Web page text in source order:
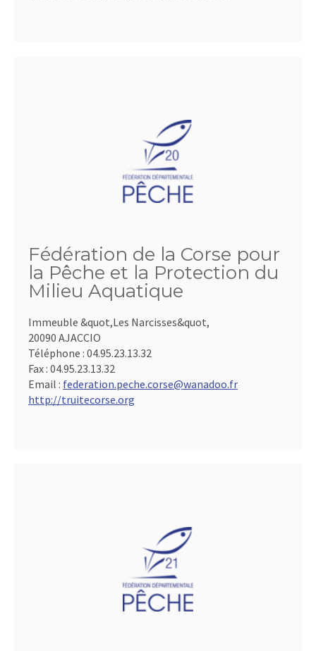
Fédération de la Corse pour
la Pêche et la Protection du
Milieu Aquatique
Immeuble &quot,Les Narcisses&quot,
20090 AJACCIO
Téléphone : 04.95.23.13.32
Fax : 04.95.23.13.32
Email : federation.peche.corse@wanadoo.fr
http://truitecorse.org